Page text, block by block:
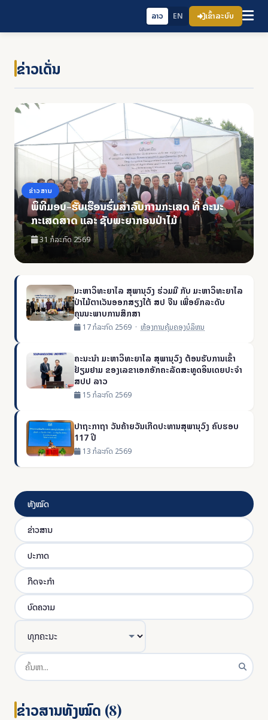
ລາວ EN ເຂົ້າລະບົບ
ຂ່າວເດັ່ນ
ຂ່າວສານ
ພິທີມອບ-ຮັບເຮືອນຮົ່ມສໍາລັບການກະເສດ ທີ່ ຄະນະ
ກະເສດສາດ ແລະ ຊັບພະຍາກອນປ່າໄມ້
31 ກໍລະກົດ 2569
ມະຫາວິທະຍາໄລ ສຸພານຸວົງ ຮ່ວມມື ກັບ ມະຫາວິທະຍາໄລ
ປ່າໄມ້ຕາເວັນອອກສຽງໃຕ້ ສປ ຈີນ ເພື່ອຍົກລະດັບ
ຄຸນນະພາບການສຶກສາ
17 ກໍລະກົດ 2569 · ຫ້ອງການຄຸ້ມຄອງບໍລິຫນ
ຄະນະນໍາ ມະຫາວິທະຍາໄລ ສຸພານຸວົງ ຕ້ອນຮັບການເຂົ້າ
ຢ້ຽມຢາມ ຂອງເລຂາເອກອັກຄະລັດສະທູດອິນເດຍປະຈໍາ
ສປປ ລາວ
15 ກໍລະກົດ 2569
ປາຖະກາຖາ ວັນຄ້າຍວັນເກີດປະທານສຸພານຸວົງ ຄົບຮອບ
117 ປີ
13 ກໍລະກົດ 2569
ທັງໝົດ
ຂ່າວສານ
ປະກາດ
ກິດຈະກຳ
ບົດຄວາມ
ຂ່າວສານທັງໝົດ (8)